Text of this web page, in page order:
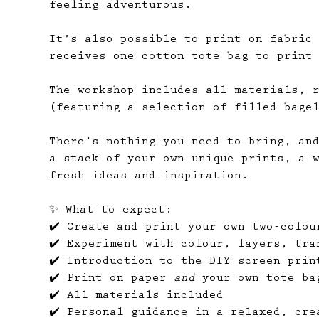
feeling adventurous.
It’s also possible to print on fabric
receives one cotton tote bag to print
The workshop includes all materials,
(featuring a selection of filled
There’s nothing you need to bring,
a stack of your own unique prints,
fresh ideas and inspiration.
✨ What to expect:
✔️ Create and print your own two-
✔️ Experiment with colour, layers,
✔️ Introduction to the DIY screen
✔️ Print on paper and your own tote
✔️ All materials included
✔️ Personal guidance in a relaxed,